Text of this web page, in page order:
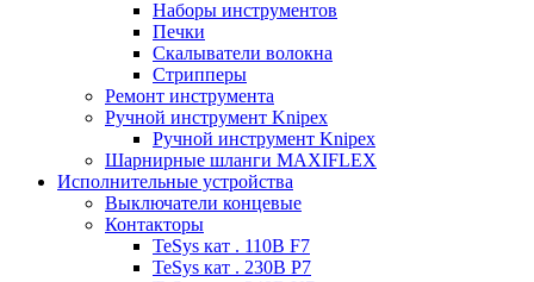
Наборы инструментов
Печки
Скалыватели волокна
Стрипперы
Ремонт инструмента
Ручной инструмент Knipex
Ручной инструмент Knipex
Шарнирные шланги MAXIFLEX
Исполнительные устройства
Выключатели концевые
Контакторы
TeSys кат . 110В F7
TeSys кат . 230В P7